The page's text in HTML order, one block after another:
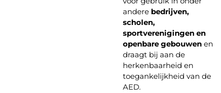
andere bedrijven,
scholen,
sportverenigingen en
openbare gebouwen en
draagt bij aan de
herkenbaarheid en
toegankelijkheid van de
AED.